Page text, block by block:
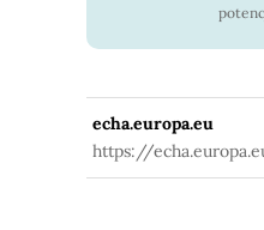
echa.europa.eu
https://